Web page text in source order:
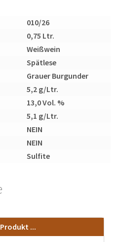
010/26
0,75 Ltr.
Weißwein
Spätlese
Grauer Burgunder
5,2 g/Ltr.
13,0 Vol. %
5,1 g/Ltr.
NEIN
NEIN
Sulfite
...